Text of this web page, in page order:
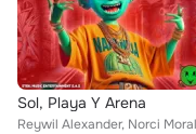
Sol, Playa Y Arena